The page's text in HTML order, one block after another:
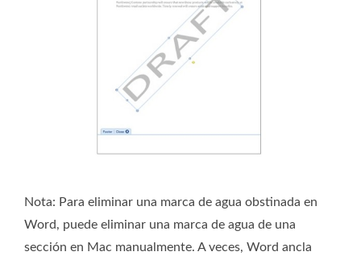
Nota: Para eliminar una marca de agua obstinada en
Word, puede eliminar una marca de agua de una
sección en Mac manualmente. A veces, Word ancla